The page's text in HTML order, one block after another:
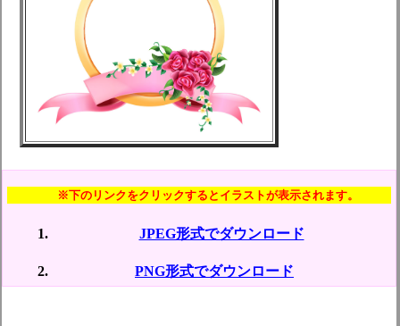
※下のリンクをクリックするとイラストが表示されます。
JPEG形式でダウンロード
PNG形式でダウンロード